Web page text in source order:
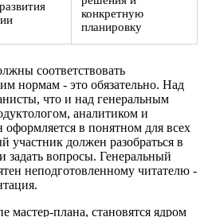
конкретную
планировку
соответствовать
нормам - это обязательно. Над
что и над генеральным
аналитиком и
в понятном для всех
участник должен разобраться в
задать вопросы. Генеральный
неподготовленному читателю -
мастер-плана, становятся ядром